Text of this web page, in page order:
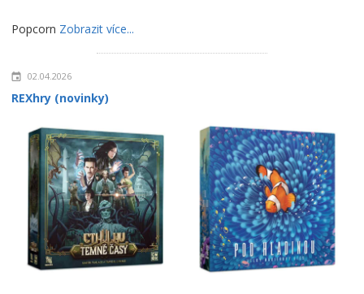
Popcorn Zobrazit více...
02.04.2026
REXhry (novinky)